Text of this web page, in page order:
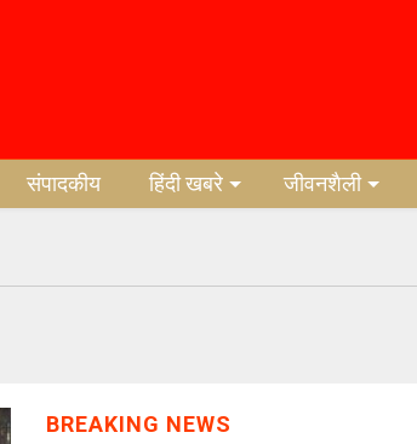
संपादकीय हिंदी खबरे जीवनशैली
BREAKING NEWS